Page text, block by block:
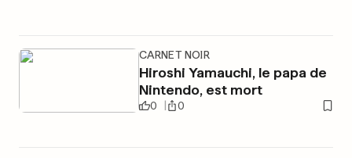
CARNET NOIR
Hiroshi Yamauchi, le papa de
Nintendo, est mort
0 0